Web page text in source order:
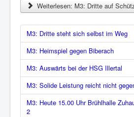
Weiterlesen: M3: Dritte auf
M3: Dritte steht sich selbst im Weg
M3: Heimspiel gegen Biberach
M3: Auswärts bei der HSG Illertal
M3: Solide Leistung reicht nicht
M3: Heute 15.00 Uhr Brühlhalle
2